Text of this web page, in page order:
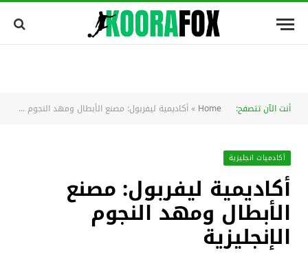
أنت الآن تتصفح: Home
»أكاديمية ليفربول: مصنع الأبطال ومهد النجوم الإنجليزية
أكادميات انجليزية
أكاديمية ليفربول: مصنع
الأبطال ومهد النجوم
الإنجليزية